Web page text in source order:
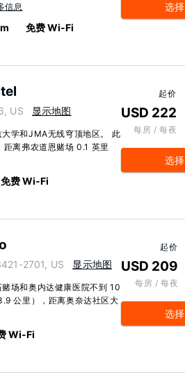
信息
免费 Wi-Fi
选择
US 显示地图
学和JMA无线穹顶地区。 此
离弗农道恩赌场 0.1 英里
免费 Wi-Fi
起价
USD 222
每房 / 每夜
选择
2701, US 显示地图
场和奥内达健康医院不到 10
公里），距离奥奈达社区大
Wi-Fi
起价
USD 209
每房 / 每夜
选择